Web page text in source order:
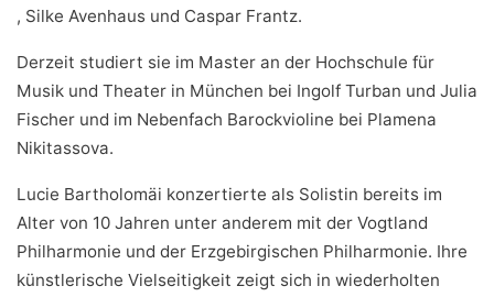
, Silke Avenhaus und Caspar Frantz.
Derzeit studiert sie im Master an der Hochschule für
Musik und Theater in München bei Ingolf Turban und Julia
Fischer und im Nebenfach Barockvioline bei Plamena
Nikitassova.
Lucie Bartholomäi konzertierte als Solistin bereits im
Alter von 10 Jahren unter anderem mit der Vogtland
Philharmonie und der Erzgebirgischen Philharmonie. Ihre
künstlerische Vielseitigkeit zeigt sich in wiederholten